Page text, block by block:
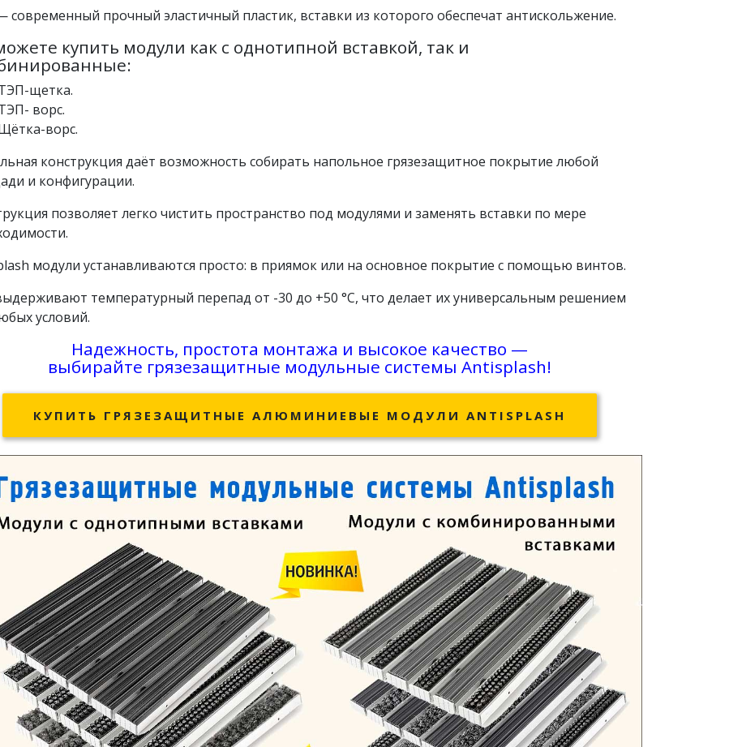
современный прочный эластичный пластик, вставки из которого обеспечат антискольжение.
купить модули как с однотипной вставкой, так и
щетка.
ворс.
ворс.
конструкция даёт возможность собирать напольное грязезащитное покрытие любой
и конфигурации.
позволяет легко чистить пространство под модулями и заменять вставки по мере
модули устанавливаются просто: в приямок или на основное покрытие с помощью винтов.
температурный перепад от -30 до +50 °C, что делает их универсальным решением
условий.
Надежность, простота монтажа и высокое качество —
выбирайте грязезащитные модульные системы Antisplash!
КУПИТЬ ГРЯЗЕЗАЩИТНЫЕ АЛЮМИНИЕВЫЕ МОДУЛИ ANTISPLASH